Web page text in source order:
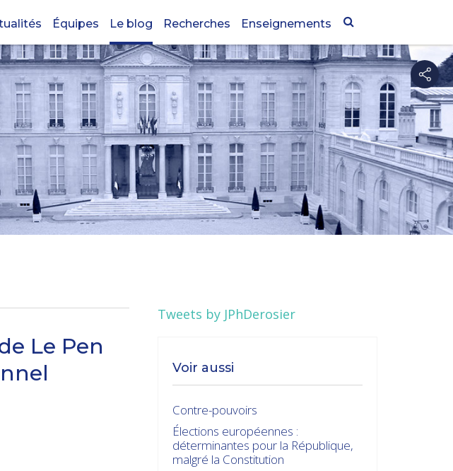
Équipes Le blog Recherches Enseignements
Le Pen
Tweets by JPhDerosier
Voir aussi
Contre-pouvoirs
Élections européennes :
déterminantes pour la République,
malgré la Constitution